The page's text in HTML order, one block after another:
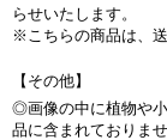
らせいたします。
※こちらの商品は、
【その他】
◎画像の中に植物や
品に含まれておりませ